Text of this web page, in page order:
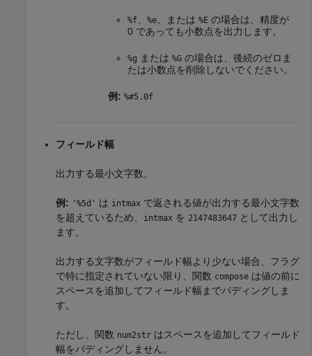
%f、 %e、または %Eの場合は、精度が
0 であっても小数点を出力します。
%g または %Gの場合は、後続のゼロま
たは小数点を削除しないでください。
例: %#5.0f
フィールド幅
出力する最小文字数。
例: '%5d' は intmax で返される値が出力する最小文字数
を超えているため、
intmax を 2147483647 として出力し
ます。
出力する文字数がフィールド幅より少ない場合、フラグ
で特に指定されていない限り、関数 compose は値の前に
スペースを追加してフィールド幅までパディングしま
す。
ただし、関数 num2str はスペースを追加してフィールド
幅をパディングしません。